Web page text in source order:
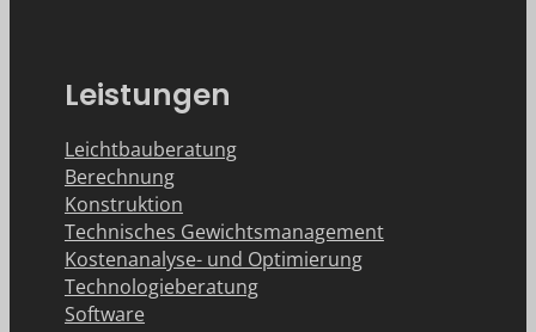
Leistungen
Leichtbauberatung
Berechnung
Konstruktion
Technisches Gewichtsmanagement
Kostenanalyse- und Optimierung
Technologieberatung
Software